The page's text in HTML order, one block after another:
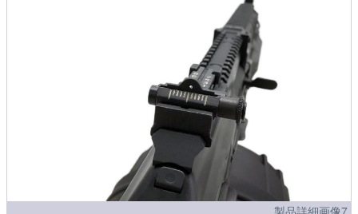
製品詳細画像7